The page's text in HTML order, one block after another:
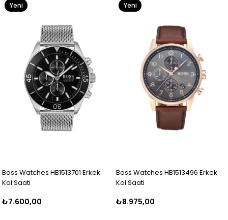
Boss Watches HB1513701 Erkek
Kol Saati
₺7.600,00
Yeni
Boss Watches HB1513496 Erkek
Kol Saati
₺8.975,00
Yeni